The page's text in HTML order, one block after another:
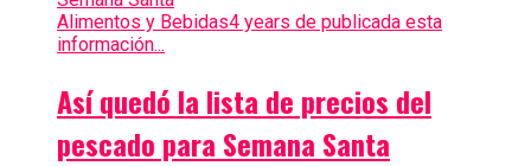
Alimentos y Bebidas4 years de publicada esta
información...
Así quedó la lista de precios del
pescado para Semana Santa